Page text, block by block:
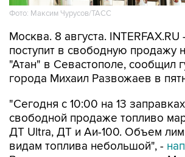
Фото: Максим Чурусов/ТАСС
Москва. 8 августа. INTERFAX.RU
поступит в свободную продажу
"Атан" в Севастополе, сообщил
города Михаил Развожаев в
"Сегодня с 10:00 на 13
свободной продаже топливо
ДТ Ultra, ДТ и Аи-100. Объем
видам топлива небольшой", -